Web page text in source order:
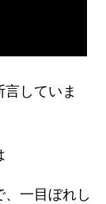
していま
一目ぼれし